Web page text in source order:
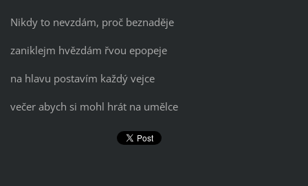
Nikdy to nevzdám, proč beznaděje
zaniklejm hvězdám řvou epopeje
na hlavu postavím každý vejce
večer abych si mohl hrát na umělce